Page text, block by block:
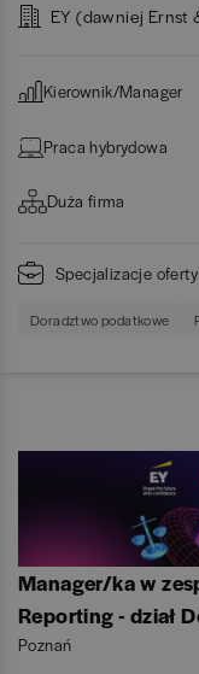
EY (dawniej Ernst
Kierownik/Manager
Praca hybrydowa
Duża firma
Specjalizacje oferty
Doradztwo podatkowe
Manager/ka w
Reporting - dział
Poznań